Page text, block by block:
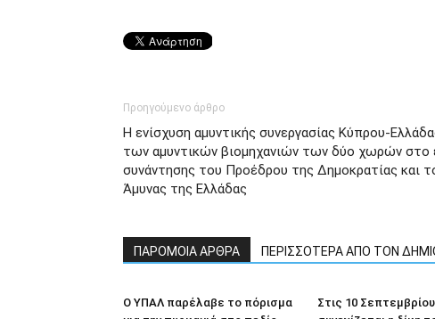
Προηγούμενο άρθρο
Η ενίσχυση αμυντικής συνεργασίας Κύπρου-
των αμυντικών βιομηχανιών των δύο χωρών στο
συνάντησης του Προέδρου της Δημοκρατίας και
Άμυνας της Ελλάδας
ΠΑΡΟΜΟΙΑ ΑΡΘΡΑ ΠΕΡΙΣΣΟΤΕΡΑ ΑΠΟ ΤΟΝ
Ο ΥΠΑΛ παρέλαβε το πόρισμα
Στις 10 Σεπτεμβρίου